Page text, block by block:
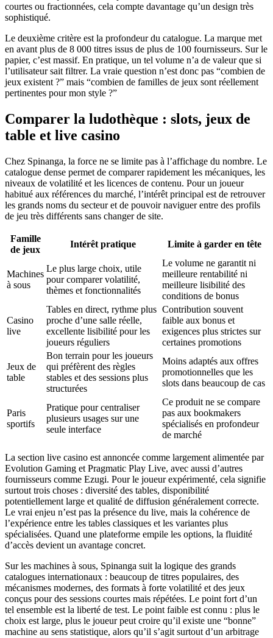
courtes ou fractionnées, cela compte davantage qu’un design très
sophistiqué.
Le deuxième critère est la profondeur du catalogue. La marque met
en avant plus de 8 000 titres issus de plus de 100 fournisseurs. Sur le
papier, c’est massif. En pratique, un tel volume n’a de valeur que si
l’utilisateur sait filtrer. La vraie question n’est donc pas “combien de
jeux existent ?” mais “combien de familles de jeux sont réellement
pertinentes pour mon style ?”
Comparer la ludothèque : slots, jeux de
table et live casino
Chez Spinanga, la force ne se limite pas à l’affichage du nombre. Le
catalogue dense permet de comparer rapidement les mécaniques, les
niveaux de volatilité et les licences de contenu. Pour un joueur
habitué aux références du marché, l’intérêt principal est de retrouver
les grands noms du secteur et de pouvoir naviguer entre des profils
de jeu très différents sans changer de site.
Famille
de jeux
Intérêt pratique Limite à garder en tête
Machines
à sous
Le plus large choix, utile
pour comparer volatilité,
thèmes et fonctionnalités
Le volume ne garantit ni
meilleure rentabilité ni
meilleure lisibilité des
conditions de bonus
Casino
live
Tables en direct, rythme plus
proche d’une salle réelle,
excellente lisibilité pour les
joueurs réguliers
Contribution souvent
faible aux bonus et
exigences plus strictes sur
certaines promotions
Jeux de
table
Bon terrain pour les joueurs
qui préfèrent des règles
stables et des sessions plus
structurées
Moins adaptés aux offres
promotionnelles que les
slots dans beaucoup de cas
Paris
sportifs
Pratique pour centraliser
plusieurs usages sur une
seule interface
Ce produit ne se compare
pas aux bookmakers
spécialisés en profondeur
de marché
La section live casino est annoncée comme largement alimentée par
Evolution Gaming et Pragmatic Play Live, avec aussi d’autres
fournisseurs comme Ezugi. Pour le joueur expérimenté, cela signifie
surtout trois choses : diversité des tables, disponibilité
potentiellement large et qualité de diffusion généralement correcte.
Le vrai enjeu n’est pas la présence du live, mais la cohérence de
l’expérience entre les tables classiques et les variantes plus
spécialisées. Quand une plateforme empile les options, la fluidité
d’accès devient un avantage concret.
Sur les machines à sous, Spinanga suit la logique des grands
catalogues internationaux : beaucoup de titres populaires, des
mécanismes modernes, des formats à forte volatilité et des jeux
conçus pour des sessions courtes mais répétées. Le point fort d’un
tel ensemble est la liberté de test. Le point faible est connu : plus le
choix est large, plus le joueur peut croire qu’il existe une “bonne”
machine au sens statistique, alors qu’il s’agit surtout d’un arbitrage